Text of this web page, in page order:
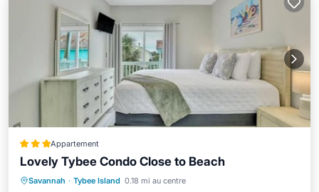
Appartement
Lovely Tybee Condo Close to Beach
Savannah · Tybee Island 0.18 mi au centre
Parking Balcon/Terrasse